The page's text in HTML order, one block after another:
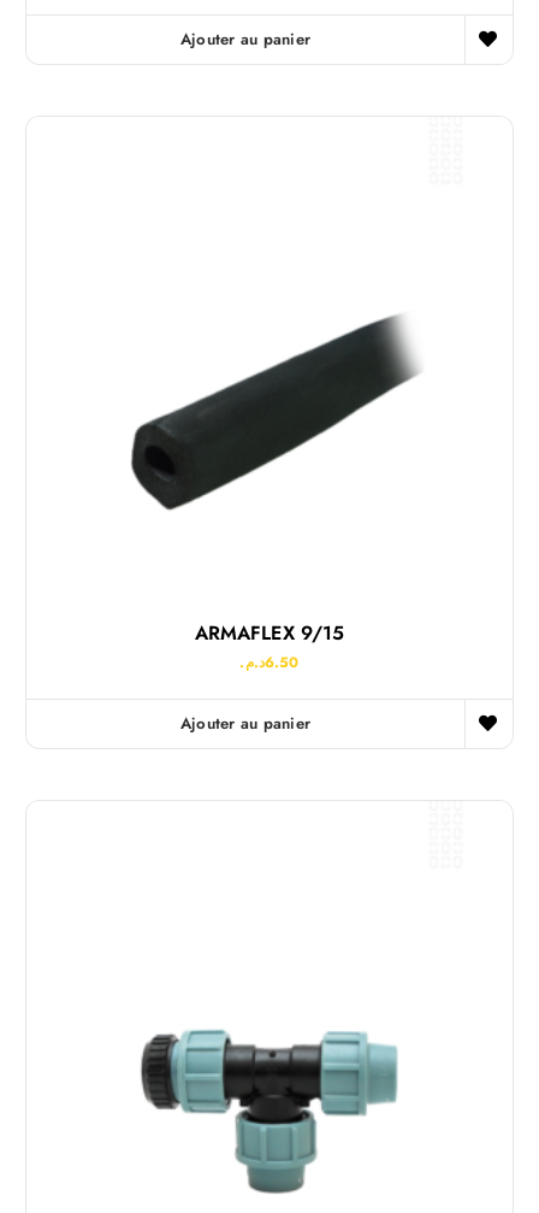
Ajouter au panier
ARMAFLEX 9/15
6.50د.م.
Ajouter au panier